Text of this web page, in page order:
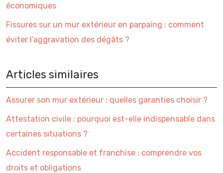
économiques
Fissures sur un mur extérieur en parpaing : comment
éviter l’aggravation des dégâts ?
Articles similaires
Assurer son mur extérieur : quelles garanties choisir ?
Attestation civile : pourquoi est-elle indispensable dans
certaines situations ?
Accident responsable et franchise : comprendre vos
droits et obligations